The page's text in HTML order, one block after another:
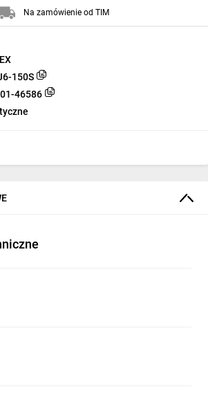
150S
46586
Na zamówienie od TIM